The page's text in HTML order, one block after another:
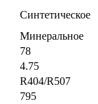
Синтетическое
Минеральное
78
4.75
R404/R507
795